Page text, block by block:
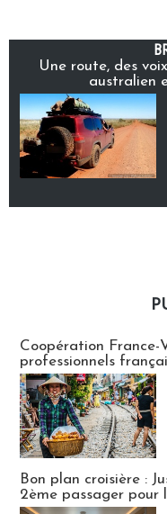
Une route, des
australien
Coopération France-
professionnels
Bon plan croisière :
2ème passager pour